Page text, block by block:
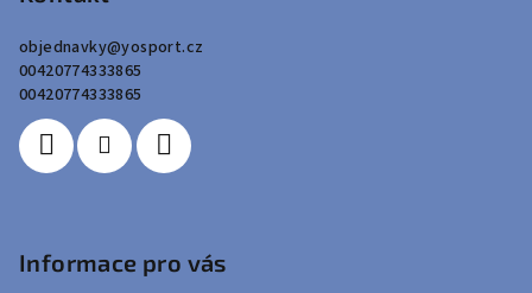
objednavky@yosport.cz
00420774333865
00420774333865
Informace pro vás